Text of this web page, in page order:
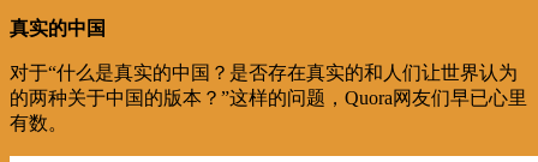
真实的中国
对于“什么是真实的中国？是否存在真实的和人们让世界认为
的两种关于中国的版本？”这样的问题，Quora网友们早已心里
有数。